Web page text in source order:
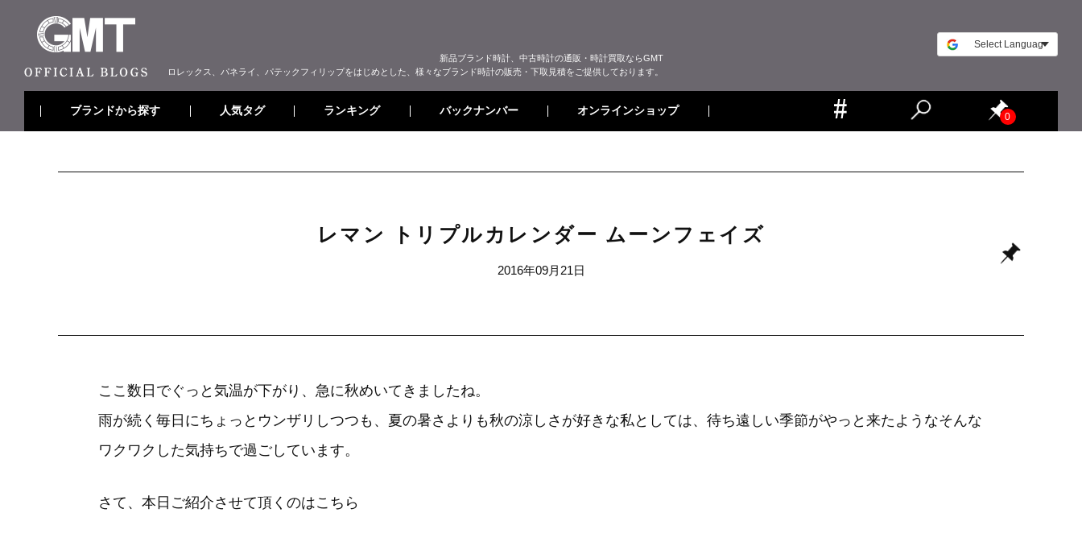
新品ブランド時計、中古時計の通販・時計買取ならGMT
ロレックス、パネライ、パテックフィリップをはじめとした、様々なブランド時計の販売・下取見積をご提供しております。
ブランドから探す 人気タグ ランキング バックナンバー オンラインショップ 0
レマン トリプルカレンダー ムーンフェイズ
2016年09月21日
ここ数日でぐっと気温が下がり、急に秋めいてきましたね。
雨が続く毎日にちょっとウンザリしつつも、夏の暑さよりも秋の涼しさが好きな私としては、待ち遠しい季節がやっと来たようなそんな
ワクワクした気持ちで過ごしています。
さて、本日ご紹介させて頂くのはこちら